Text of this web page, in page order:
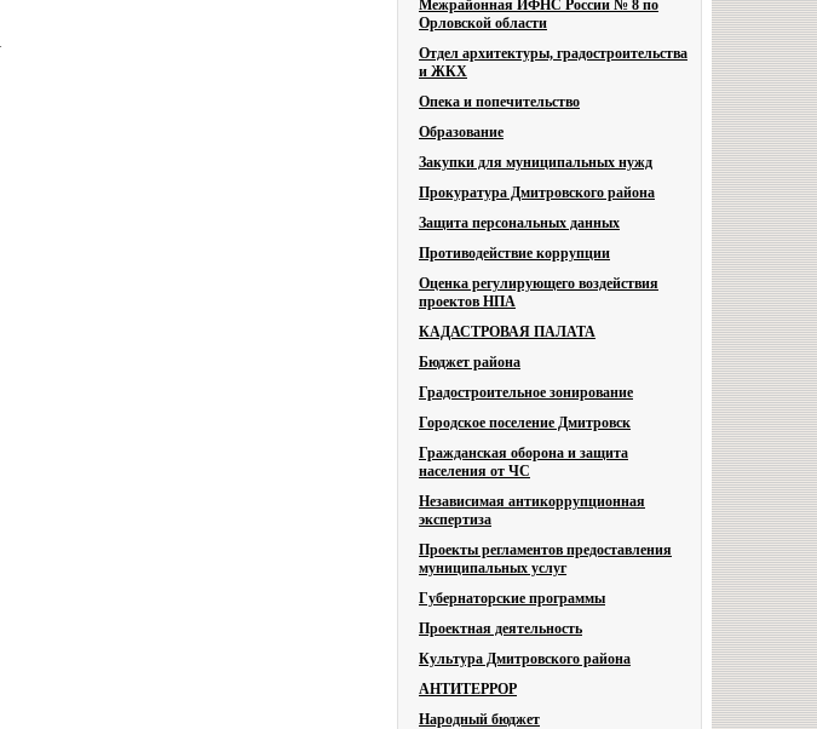
Межрайонная ИФНС России № 8 по
Орловской области
Отдел архитектуры, градостроительства
и ЖКХ
Опека и попечительство
Образование
Закупки для муниципальных нужд
Прокуратура Дмитровского района
Защита персональных данных
Противодействие коррупции
Оценка регулирующего воздействия
проектов НПА
КАДАСТРОВАЯ ПАЛАТА
Бюджет района
Градостроительное зонирование
Городское поселение Дмитровск
Гражданская оборона и защита
населения от ЧС
Независимая антикоррупционная
экспертиза
Проекты регламентов предоставления
муниципальных услуг
Губернаторские программы
Проектная деятельность
Культура Дмитровского района
АНТИТЕРРОР
Народный бюджет